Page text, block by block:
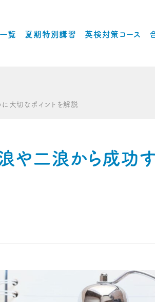
覧 夏期特別講習 英検対策コース
大切なポイントを解説
や二浪から成功